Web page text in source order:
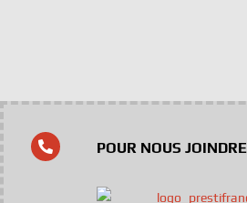
POUR NOUS JOINDRE